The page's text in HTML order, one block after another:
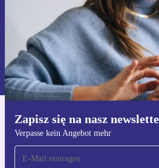
Zapisz się na nasz
Verpasse kein Angebot mehr
Zarejestruj
Informacje na temat używania danych
naszej
Polityce prywatności
Pobierz
Dla iOS i Android